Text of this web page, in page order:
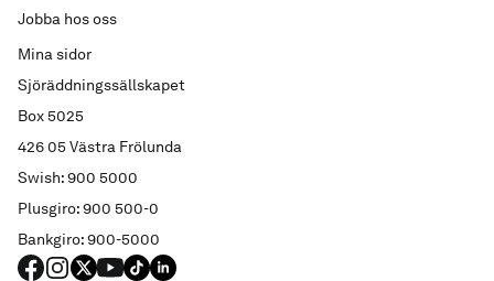
Sjöräddningssällskapet
Box 5025
426 05 Västra Frölunda
Swish: 900 5000
Plusgiro: 900 500-0
Bankgiro: 900-5000
Jobba hos oss
Mina sidor